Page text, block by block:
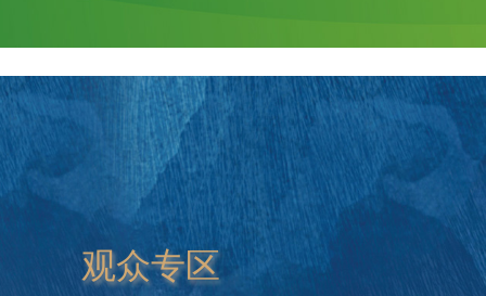
观众专区